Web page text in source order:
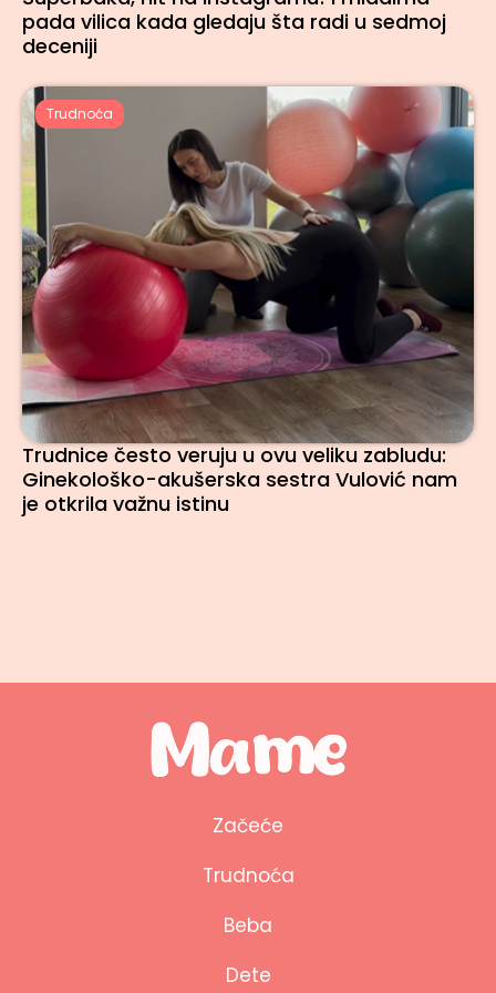
pada vilica kada gledaju šta radi u sedmoj
deceniji
Trudnoća
Trudnice često veruju u ovu veliku zabludu:
Ginekološko-akušerska sestra Vulović nam
je otkrila važnu istinu
Začeće
Trudnoća
Beba
Dete